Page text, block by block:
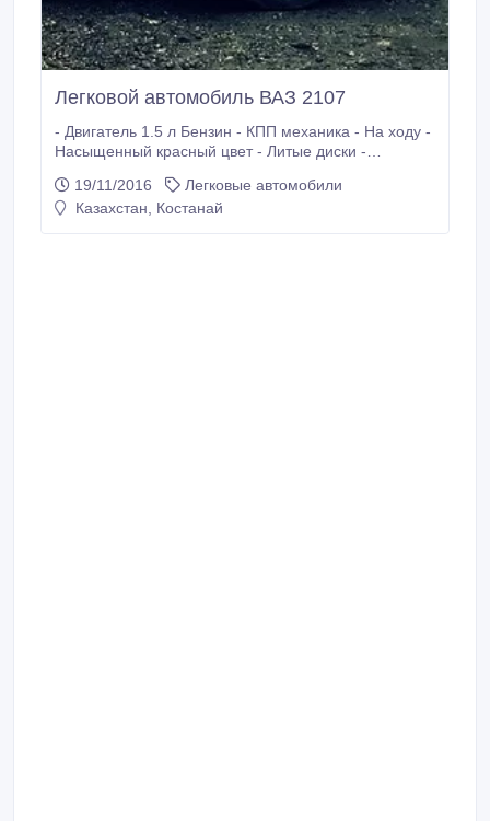
Легковой автомобиль ВАЗ 2107
- Двигатель 1.5 л Бензин - КПП механика - На ходу -
Насыщенный красный цвет - Литые диски -
Комбинированный салон - Присутствуют CD, MP3,
USB - Есть бортовой компьютер - Один хозяин -
19/11/2016
Легковые автомобили
Казахстан, Костанай